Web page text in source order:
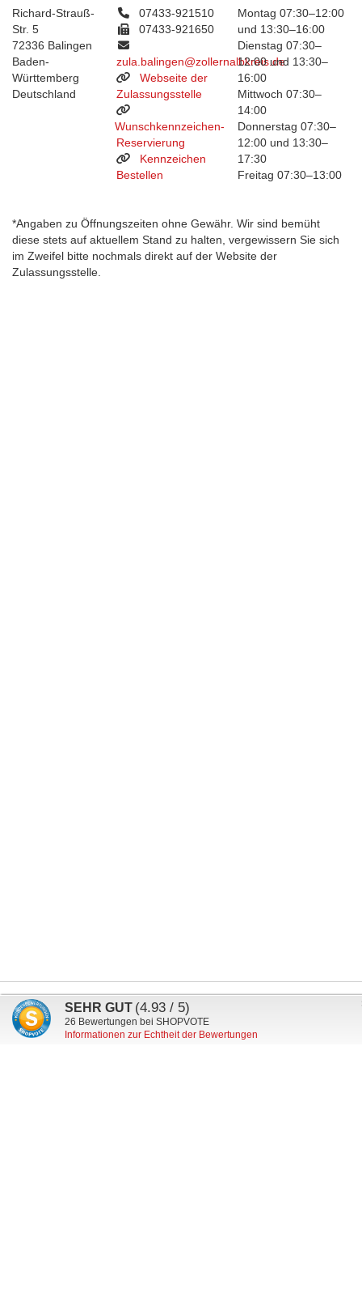
Richard-Strauß-
Str. 5
72336 Balingen
Baden-
Württemberg
Deutschland
07433-921510
07433-921650
zula.balingen@zollernalbkreis.de
Webseite der
Zulassungsstelle
Wunschkennzeichen-
Reservierung
Kennzeichen
Bestellen
Montag 07:30–12:00
und 13:30–16:00
Dienstag 07:30–
12:00 und 13:30–
16:00
Mittwoch 07:30–
14:00
Donnerstag 07:30–
12:00 und 13:30–
17:30
Freitag 07:30–13:00
*Angaben zu Öffnungszeiten ohne Gewähr. Wir sind bemüht
diese stets auf aktuellem Stand zu halten, vergewissern Sie sich
im Zweifel bitte nochmals direkt auf der Website der
Zulassungsstelle.
Anmeldung
zum
Newsletter:
SEHR GUT (4.93 / 5)
26 Bewertungen bei SHOPVOTE
Informationen zur Echtheit der Bewertungen